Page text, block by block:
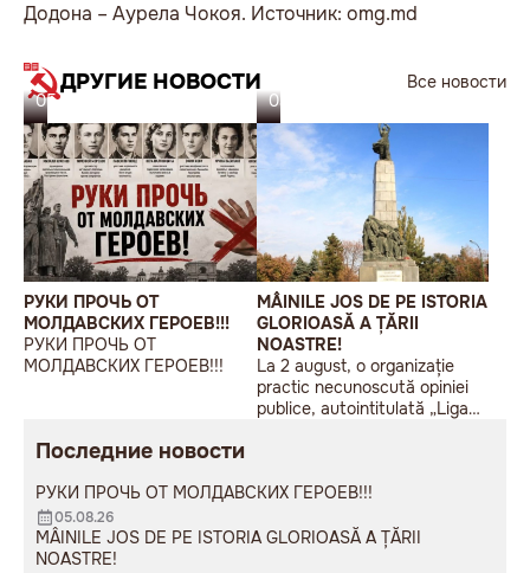
Додона – Аурела Чокоя. Источник: omg.md
ДРУГИЕ НОВОСТИ
Все новости
05.08.26
РУКИ ПРОЧЬ ОТ
МОЛДАВСКИХ ГЕРОЕВ!!!
РУКИ ПРОЧЬ ОТ
МОЛДАВСКИХ ГЕРОЕВ!!!
03.08.26
MÂINILE JOS DE PE ISTORIA
GLORIOASĂ A ȚĂRII
NOASTRE!
La 2 august, o organizație
practic necunoscută opiniei
publice, autointitulată „Liga
sub sloganul „În Uniunea
sovietice”.
Последние новости
РУКИ ПРОЧЬ ОТ МОЛДАВСКИХ ГЕРОЕВ!!!
05.08.26
MÂINILE JOS DE PE ISTORIA GLORIOASĂ A ȚĂRII
NOASTRE!